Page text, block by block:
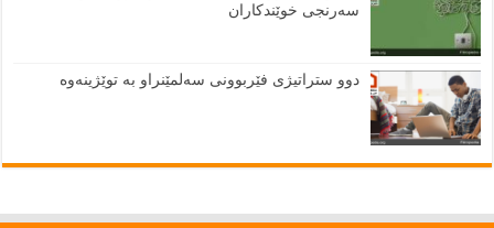
سەرنجی خوێندکاران
دوو ستراتیژی فێربوونی سەلمێنراو بە توێژینەوە